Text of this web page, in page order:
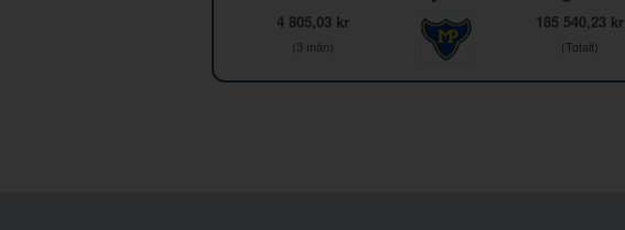
4 805,03 kr
(3 mån)
185 540,23 kr
(Totalt)